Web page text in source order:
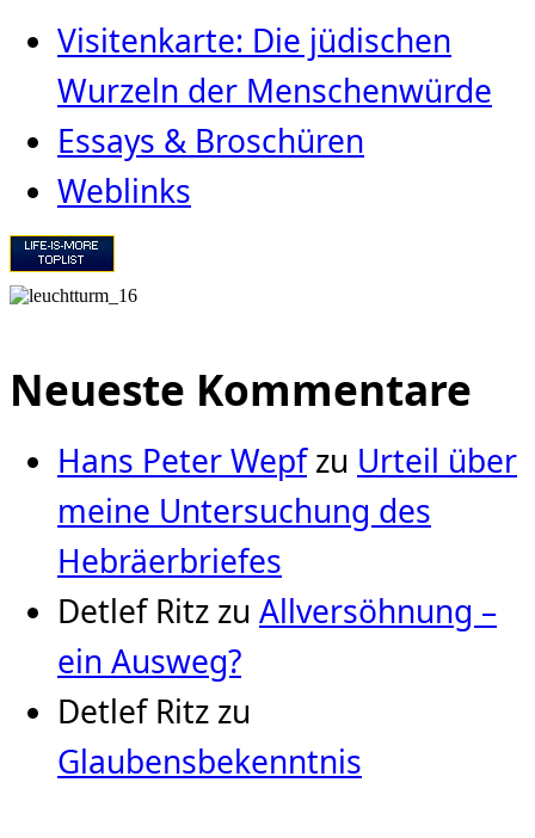
Visitenkarte: Die jüdischen
Wurzeln der Menschenwürde
Essays & Broschüren
Weblinks
Neueste Kommentare
Hans Peter Wepfzu Urteil über
meine Untersuchung des
Hebräerbriefes
Detlef Ritz zu Allversöhnung –
ein Ausweg?
Detlef Ritz zu
Glaubensbekenntnis